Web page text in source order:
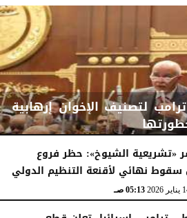
لتصنيف الإخوان إرهابية
«تشريعية الشيوخ»: حظر فروع
سقوط نهائي لأقنعة التنظيم الدولي
05:13 صـ